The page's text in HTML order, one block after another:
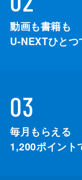
動画も書籍も
U-NEXTひとつ
03
毎月もらえる
1,200ポイント